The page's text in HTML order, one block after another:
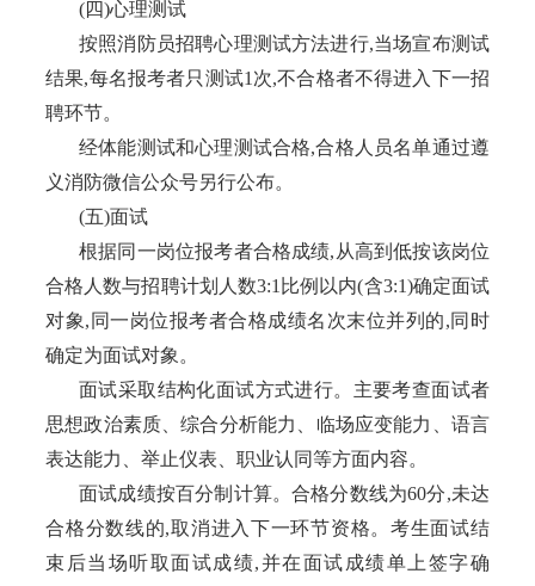
(四)心理测试
按照消防员招聘心理测试方法进行,当场宣布测试
结果,每名报考者只测试1次,不合格者不得进入下一招
聘环节。
经体能测试和心理测试合格,合格人员名单通过遵
义消防微信公众号另行公布。
(五)面试
根据同一岗位报考者合格成绩,从高到低按该岗位
合格人数与招聘计划人数3:1比例以内(含3:1)确定面试
对象,同一岗位报考者合格成绩名次末位并列的,同时
确定为面试对象。
面试采取结构化面试方式进行。主要考查面试者
思想政治素质、综合分析能力、临场应变能力、语言
表达能力、举止仪表、职业认同等方面内容。
面试成绩按百分制计算。合格分数线为60分,未达
合格分数线的,取消进入下一环节资格。考生面试结
束后当场听取面试成绩,并在面试成绩单上签字确